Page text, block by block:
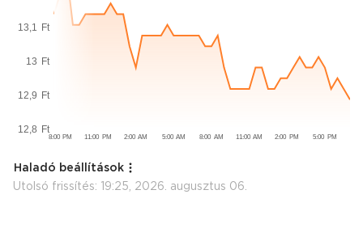
Haladó beállítások
Utolsó frissítés: 19:25, 2026. augusztus 06.